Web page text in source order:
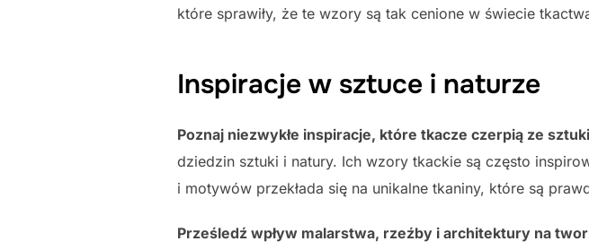
które sprawiły, że te wzory są tak cenione w świecie
Inspiracje w sztuce i naturze
Poznaj niezwykłe inspiracje, które tkacze czerpią ze
dziedzin sztuki i natury. Ich wzory tkackie są często
i motywów przekłada się na unikalne tkaniny, które są
Prześledź wpływ malarstwa, rzeźby i architektury na